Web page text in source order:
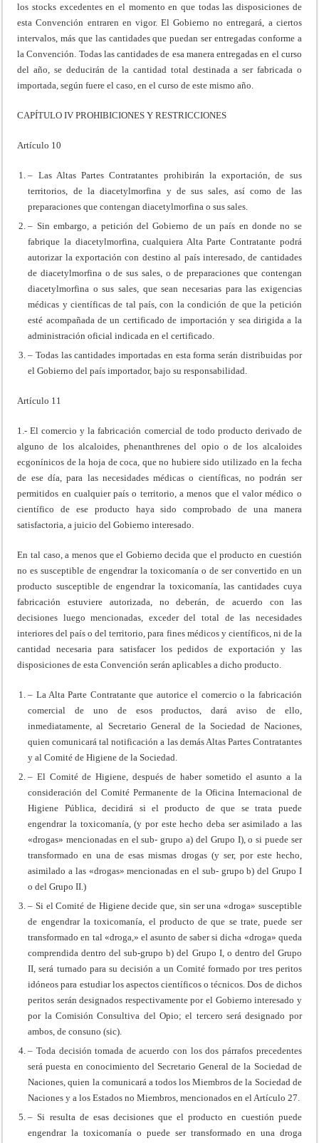
los stocks excedentes en el momento en que todas las disposiciones de
esta Convención entraren en vigor. El Gobierno no entregará, a ciertos
intervalos, más que las cantidades que puedan ser entregadas conforme a
la Convención. Todas las cantidades de esa manera entregadas en el curso
del año, se deducirán de la cantidad total destinada a ser fabricada o
importada, según fuere el caso, en el curso de este mismo año.
CAPÍTULO IV PROHIBICIONES Y RESTRICCIONES
Artículo 10
– Las Altas Partes Contratantes prohibirán la exportación, de sus
territorios, de la diacetylmorfina y de sus sales, así como de las
preparaciones que contengan diacetylmorfina o sus sales.
– Sin embargo, a petición del Gobierno de un país en donde no se
fabrique la diacetylmorfina, cualquiera Alta Parte Contratante podrá
autorizar la exportación con destino al país interesado, de cantidades
de diacetylmorfina o de sus sales, o de preparaciones que contengan
diacetylmorfina o sus sales, que sean necesarias para las exigencias
médicas y científicas de tal país, con la condición de que la petición
esté acompañada de un certificado de importación y sea dirigida a la
administración oficial indicada en el certificado.
– Todas las cantidades importadas en esta forma serán distribuidas por
el Gobierno del país importador, bajo su responsabilidad.
Artículo 11
1.- El comercio y la fabricación comercial de todo producto derivado de
alguno de los alcaloides, phenanthrenes del opio o de los alcaloides
ecgonínicos de la hoja de coca, que no hubiere sido utilizado en la fecha
de ese día, para las necesidades médicas o científicas, no podrán ser
permitidos en cualquier país o territorio, a menos que el valor médico o
científico de ese producto haya sido comprobado de una manera
satisfactoria, a juicio del Gobierno interesado.
En tal caso, a menos que el Gobierno decida que el producto en cuestión
no es susceptible de engendrar la toxicomanía o de ser convertido en un
producto susceptible de engendrar la toxicomanía, las cantidades cuya
fabricación estuviere autorizada, no deberán, de acuerdo con las
decisiones luego mencionadas, exceder del total de las necesidades
interiores del país o del territorio, para fines médicos y científicos, ni de la
cantidad necesaria para satisfacer los pedidos de exportación y las
disposiciones de esta Convención serán aplicables a dicho producto.
– La Alta Parte Contratante que autorice el comercio o la fabricación
comercial de uno de esos productos, dará aviso de ello,
inmediatamente, al Secretario General de la Sociedad de Naciones,
quien comunicará tal notificación a las demás Altas Partes Contratantes
y al Comité de Higiene de la Sociedad.
– El Comité de Higiene, después de haber sometido el asunto a la
consideración del Comité Permanente de la Oficina Internacional de
Higiene Pública, decidirá si el producto de que se trata puede
engendrar la toxicomanía, (y por este hecho deba ser asimilado a las
«drogas» mencionadas en el sub- grupo a) del Grupo I), o si puede ser
transformado en una de esas mismas drogas (y ser, por este hecho,
asimilado a las «drogas» mencionadas en el sub- grupo b) del Grupo I
o del Grupo II.)
– Si el Comité de Higiene decide que, sin ser una «droga» susceptible
de engendrar la toxicomanía, el producto de que se trate, puede ser
transformado en tal «droga,» el asunto de saber si dicha «droga» queda
comprendida dentro del sub-grupo b) del Grupo I, o dentro del Grupo
II, será turnado para su decisión a un Comité formado por tres peritos
idóneos para estudiar los aspectos científicos o técnicos. Dos de dichos
peritos serán designados respectivamente por el Gobierno interesado y
por la Comisión Consultiva del Opio; el tercero será designado por
ambos, de consuno (sic).
– Toda decisión tomada de acuerdo con los dos párrafos precedentes
será puesta en conocimiento del Secretario General de la Sociedad de
Naciones, quien la comunicará a todos los Miembros de la Sociedad de
Naciones y a los Estados no Miembros, mencionados en el Artículo 27.
– Si resulta de esas decisiones que el producto en cuestión puede
engendrar la toxicomanía o puede ser transformado en una droga